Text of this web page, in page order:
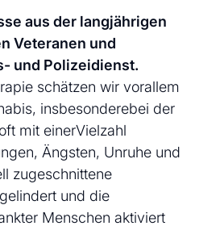
aus der langjährigen
Veteranen und
und Polizeidienst.
schätzen wir vorallem
insbesonderebei der
mit einerVielzahl
Ängsten, Unruhe und
zugeschnittene
und die
Menschen aktiviert